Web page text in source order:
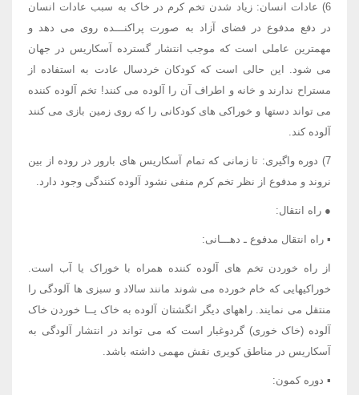
6) عادات انسان: زیاد شدن تخم کرم در خاک به سبب عادات انسان
در دفع مدفوع در فضای آزاد به صورت پراکنـــده روی می دهد و
مهمترین عاملی است که موجب انتشار گسترده آسکاریس در جهان
می شود. این حالی است که کودکان خردسال عادت به استفاده از
مستراح ندارند و خانه و اطراف آن را آلوده می کنند! تخم آلوده کننده
می تواند دستها و خوراکی های کودکانی را که روی زمین بازی می کنند
آلوده کند.
7) دوره واگیری: تا زمانی که تمام آسکاریس های بارور در روده از بین
نروند و مدفوع از نظر تخم کرم منفی نشود آلوده کنندگی وجود دارد.
● راه انتقال:
▪ راه انتقال مدفوع ـ دهـــانی:
از راه خوردن تخم های آلوده کننده همراه با خوراک یا آب است.
خوراکیهایی که خام خورده می شوند مانند سالاد و سبزی ها آلودگی را
منتقل می نمایند. راههای دیگر انگشتان آلوده به خاک یــا خوردن خاک
آلوده (خاک خوری) گردوغبار است که می تواند در انتشار آلودگی به
آسکاریس در مناطق کویری نقش مهمی داشته باشد.
▪ دوره کمون: